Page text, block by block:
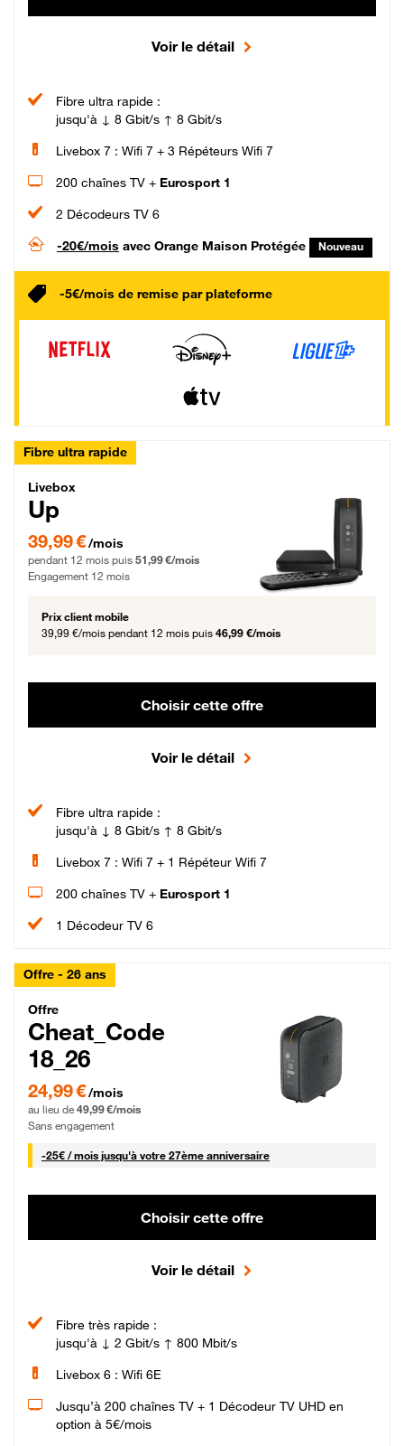
Voir le détail
Fibre ultra rapide :
jusqu'à ↓ 8 Gbit/s ↑ 8 Gbit/s
Livebox 7 : Wifi 7 + 3 Répéteurs Wifi 7
200 chaînes TV + Eurosport 1
2 Décodeurs TV 6
-20€/mois avec Orange Maison Protégée Nouveau
-5€/mois de remise par plateforme
Fibre ultra rapide
Livebox Up Fibre
Livebox
Up
39,99 € par mois pendant 12 mois puis 51,99 € par mois, Engagement 12 mois
39,99 €/mois
pendant 12 mois puis 51,99 €/mois
Engagement 12 mois
Prix client mobile
39,99 €/mois pendant 12 mois puis 46,99 €/mois
Choisir cette offre
Voir le détail
Fibre ultra rapide :
jusqu'à ↓ 8 Gbit/s ↑ 8 Gbit/s
Livebox 7 : Wifi 7 + 1 Répéteur Wifi 7
200 chaînes TV + Eurosport 1
1 Décodeur TV 6
Offre - 26 ans
Cheat_Code Fibre_18_26
Offre
Cheat_Code
18_26
24,99 € par mois pendant 0 mois puis 49,99 € par mois, Sans engagement
24,99 €/mois
au lieu de 49,99 €/mois
Sans engagement
-25€ / mois25 € par mois
jusqu'à votre 27ème anniversaire
Choisir cette offre
Voir le détail
Fibre très rapide :
jusqu'à ↓ 2 Gbit/s ↑ 800 Mbit/s
Livebox 6 : Wifi 6E
Jusqu’à 200 chaînes TV + 1 Décodeur TV UHD en
option à 5€/mois